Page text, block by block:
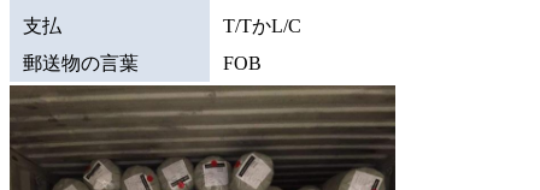
支払
T/TかL/C
郵送物の言葉
FOB